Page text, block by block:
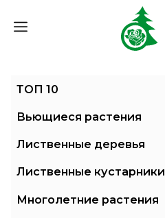
ТОП 10
Вьющиеся растения
Лиственные деревья
Лиственные кустарники
Многолетние растения